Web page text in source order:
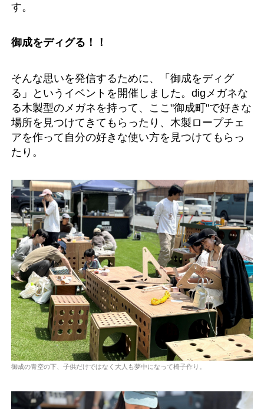
す。
御成をディグる！！
そんな思いを発信するために、「御成をディグ
る」というイベントを開催しました。digメガネな
る木製型のメガネを持って、ここ"御成町"で好きな
場所を見つけてきてもらったり、木製ロープチェ
アを作って自分の好きな使い方を見つけてもらっ
たり。
御成の青空の下、子供だけではなく大人も夢中になって椅子作り。